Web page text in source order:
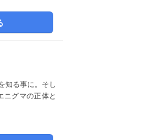
知る事に。そし
グマの正体と